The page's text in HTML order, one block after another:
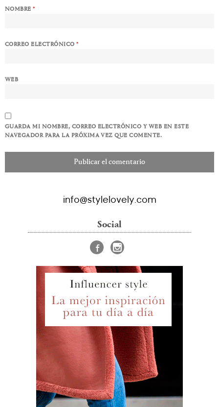
NOMBRE*
CORREO ELECTRÓNICO*
WEB
GUARDA MI NOMBRE, CORREO ELECTRÓNICO Y WEB EN ESTE
NAVEGADOR PARA LA PRÓXIMA VEZ QUE COMENTE.
info@stylelovely.com
Social